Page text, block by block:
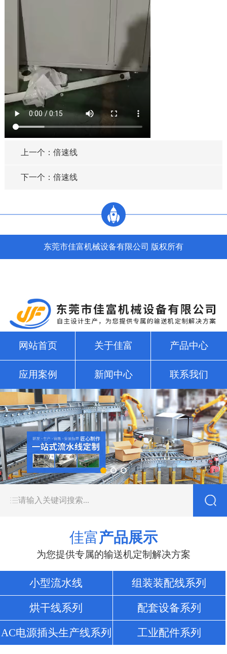
上一个：倍速线
下一个：倍速线
东莞市佳富机械设备有限公司 版权所有
网站首页 关于佳富 产品中心
应用案例 新闻中心 联系我们
佳富产品展示
为您提供专属的输送机定制解决方案
小型流水线 组装装配线系列
烘干线系列 配套设备系列
AC电源插头生产线系列 工业配件系列